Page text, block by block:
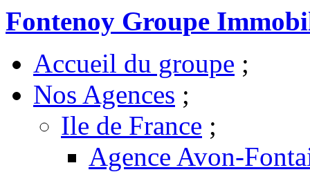
Fontenoy Groupe
Accueil du groupe ;
Nos Agences ;
Ile de France ;
Agence Avon-